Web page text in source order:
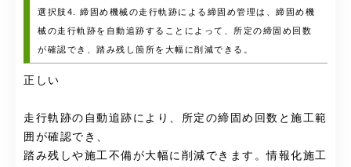
選択肢4. 締固め機械の走行軌跡による締固め管理は、締固め機
械の走行軌跡を自動追跡することによって、所定の締固め回数
が確認でき、踏み残し箇所を大幅に削減できる。
正しい
走行軌跡の自動追跡により、所定の締固め回数と施工範
囲が確認でき、
踏み残しや施工不備が大幅に削減できます。情報化施工